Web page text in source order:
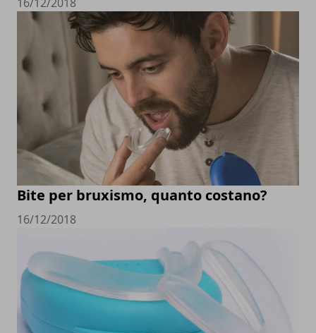
Bite per bruxismo, quanto costano?
16/12/2018